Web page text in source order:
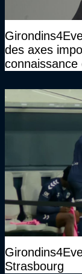
des axes
Strasbourg